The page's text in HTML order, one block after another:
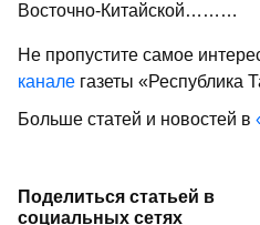
Восточно-Китайской………
Не пропустите самое
канале газеты «Республика
Больше статей и новостей в
Поделиться статьей в
социальных сетях